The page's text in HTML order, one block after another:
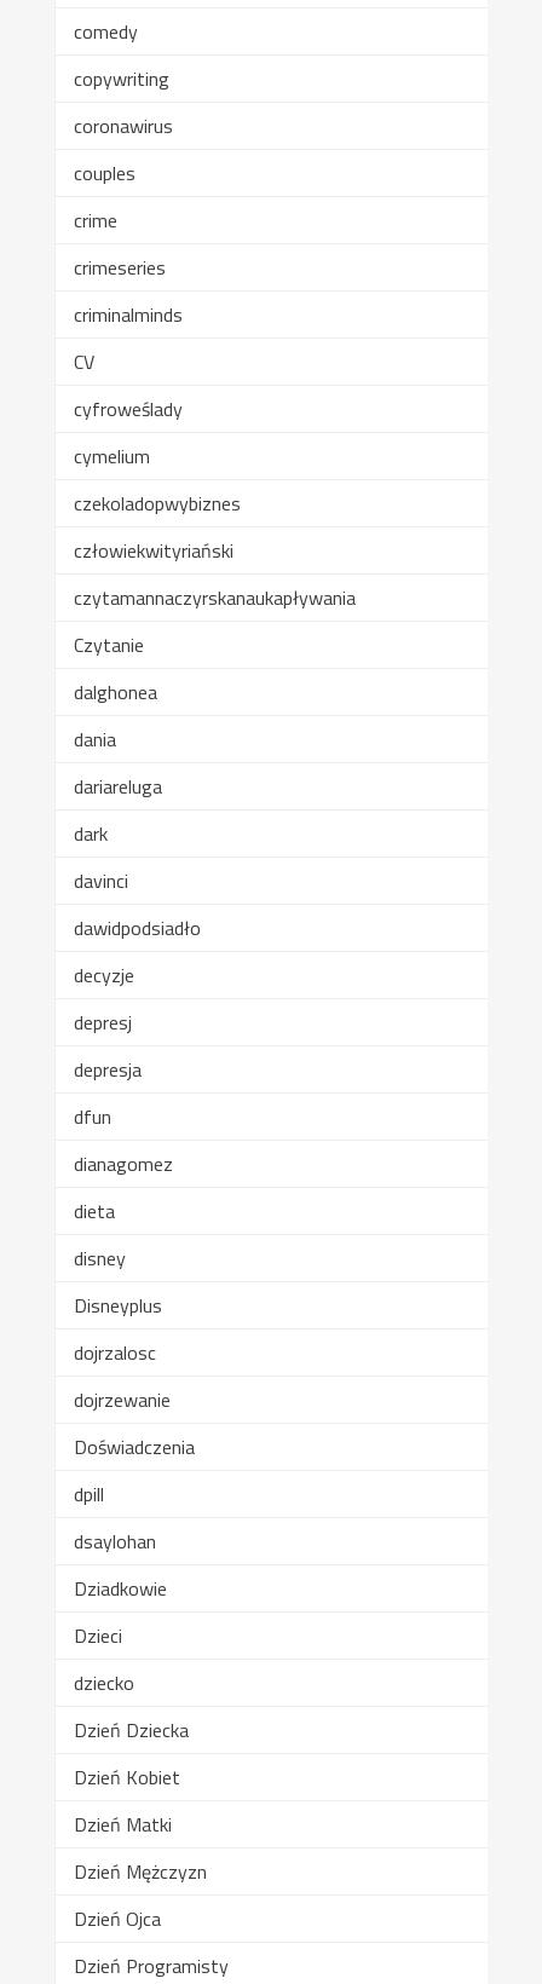
comedy
copywriting
coronawirus
couples
crime
crimeseries
criminalminds
CV
cyfroweślady
cymelium
czekoladopwybiznes
człowiekwityriański
czytamannaczyrskanaukapływania
Czytanie
dalghonea
dania
dariareluga
dark
davinci
dawidpodsiadło
decyzje
depresj
depresja
dfun
dianagomez
dieta
disney
Disneyplus
dojrzalosc
dojrzewanie
Doświadczenia
dpill
dsaylohan
Dziadkowie
Dzieci
dziecko
Dzień Dziecka
Dzień Kobiet
Dzień Matki
Dzień Mężczyzn
Dzień Ojca
Dzień Programisty